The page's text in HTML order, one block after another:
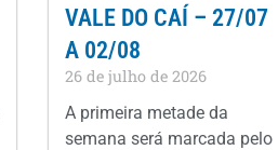
VALE DO CAÍ – 27/07
A 02/08
26 de julho de 2026
A primeira metade da
semana será marcada pelo